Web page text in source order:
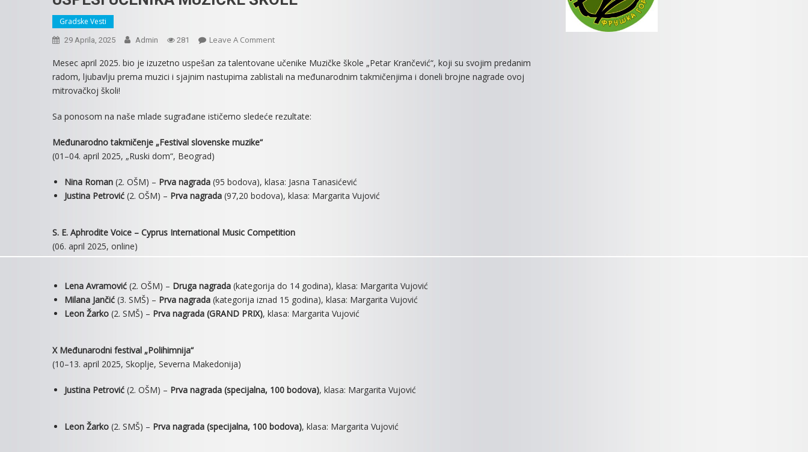
Gradske Vesti
29 Aprila, 2025 Admin 281 Leave A CommentOn
UČENIKA
MUZIČKE
Mesec april 2025. bio je izuzetno uspešan za talentovane učenike Muzičke škole „Petar Krančević“, koji su svojim predanim
radom, ljubavlju prema muzici i sjajnim nastupima zablistali na međunarodnim takmičenjima i doneli brojne nagrade ovoj
mitrovačkoj školi!
Sa ponosom na naše mlade sugrađane ističemo sledeće rezultate:
Međunarodno takmičenje „Festival slovenske muzike“
(01–04. april 2025, „Ruski dom“, Beograd)
Nina Roman (2. OŠM) – Prva nagrada (95 bodova), klasa: Jasna Tanasićević
Justina Petrović (2. OŠM) – Prva nagrada (97,20 bodova), klasa: Margarita Vujović
S. E. Aphrodite Voice – Cyprus International Music Competition
(06. april 2025, online)
Lena Avramović (2. OŠM) – Druga nagrada (kategorija do 14 godina), klasa: Margarita Vujović
Milana Jančić (3. SMŠ) – Prva nagrada (kategorija iznad 15 godina), klasa: Margarita Vujović
Leon Žarko (2. SMŠ) – Prva nagrada (GRAND PRIX), klasa: Margarita Vujović
X Međunarodni festival „Polihimnija“
(10–13. april 2025, Skoplje, Severna Makedonija)
Justina Petrović (2. OŠM) – Prva nagrada (specijalna, 100 bodova), klasa: Margarita Vujović
Leon Žarko (2. SMŠ) – Prva nagrada (specijalna, 100 bodova), klasa: Margarita Vujović